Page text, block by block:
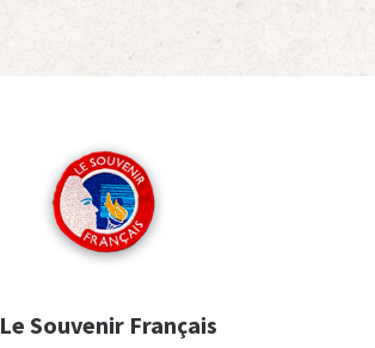
Le Souvenir Français